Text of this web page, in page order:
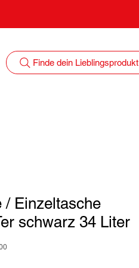
Finde dein Lieblingsprodukt
/ Einzeltasche
schwarz 34 Liter